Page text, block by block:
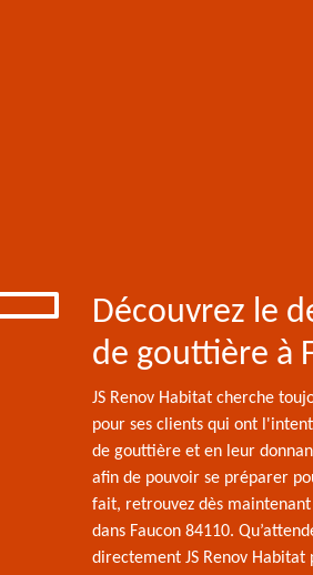
Découvrez le
de gouttière à
JS Renov Habitat cherche
pour ses clients qui ont
de gouttière et en leur
afin de pouvoir se préparer
fait, retrouvez dès
dans Faucon 84110.
directement JS Renov